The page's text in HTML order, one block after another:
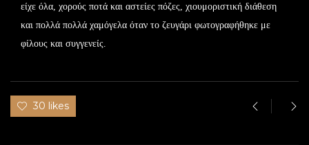
είχε όλα, χορούς ποτά και αστείες πόζες, χιουμοριστική διάθεση
και πολλά πολλά χαμόγελα όταν το ζευγάρι φωτογραφήθηκε με
φίλους και συγγενείς.
30 likes